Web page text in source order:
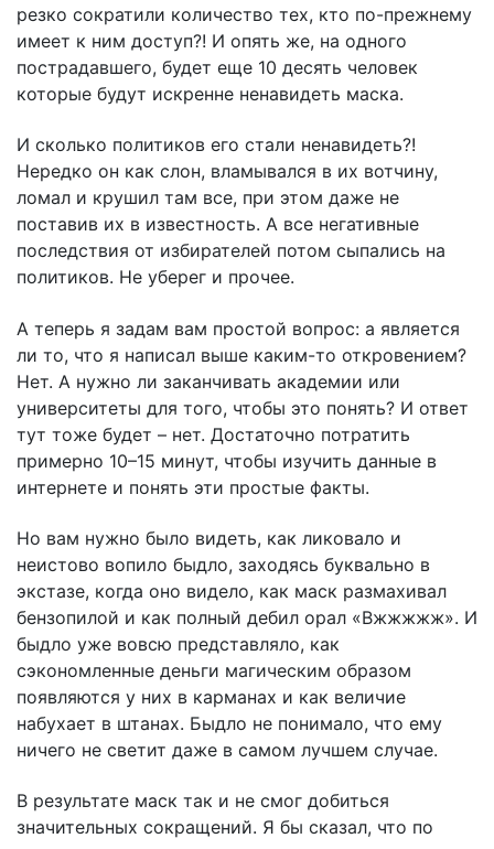
резко сократили количество тех, кто по-прежнему
имеет к ним доступ?! И опять же, на одного
пострадавшего, будет еще 10 десять человек
которые будут искренне ненавидеть маска.
И сколько политиков его стали ненавидеть?!
Нередко он как слон, вламывался в их вотчину,
ломал и крушил там все, при этом даже не
поставив их в известность. А все негативные
последствия от избирателей потом сыпались на
политиков. Не уберег и прочее.
А теперь я задам вам простой вопрос: а является
ли то, что я написал выше каким-то откровением?
Нет. А нужно ли заканчивать академии или
университеты для того, чтобы это понять? И ответ
тут тоже будет – нет. Достаточно потратить
примерно 10–15 минут, чтобы изучить данные в
интернете и понять эти простые факты.
Но вам нужно было видеть, как ликовало и
неистово вопило быдло, заходясь буквально в
экстазе, когда оно видело, как маск размахивал
бензопилой и как полный дебил орал «Вжжжжж». И
быдло уже вовсю представляло, как
сэкономленные деньги магическим образом
появляются у них в карманах и как величие
набухает в штанах. Быдло не понимало, что ему
ничего не светит даже в самом лучшем случае.
В результате маск так и не смог добиться
значительных сокращений. Я бы сказал, что по